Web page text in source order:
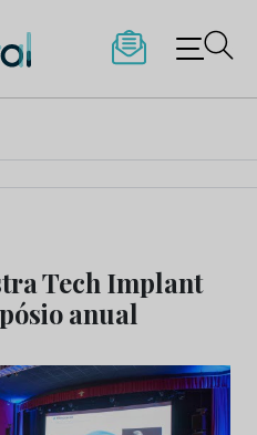
Tech Implant
anual